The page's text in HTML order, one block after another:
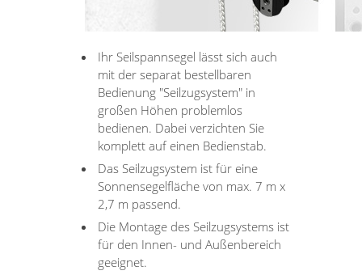
Ihr Seilspannsegel lässt sich auch
mit der separat bestellbaren
Bedienung "Seilzugsystem" in
großen Höhen problemlos
bedienen. Dabei verzichten Sie
komplett auf einen Bedienstab.
Das Seilzugsystem ist für eine
Sonnensegelfläche von max. 7 m x
2,7 m passend.
Die Montage des Seilzugsystems ist
für den Innen- und Außenbereich
geeignet.